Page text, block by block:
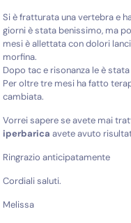
Si è fratturata una vertebra e
giorni è stata benissimo, ma
mesi è allettata con dolori
morfina.
Dopo tac e risonanza le è
Per oltre tre mesi ha fatto
cambiata.
Vorrei sapere se avete mai
iperbarica avete avuto
Ringrazio anticipatamente
Cordiali saluti.
Melissa